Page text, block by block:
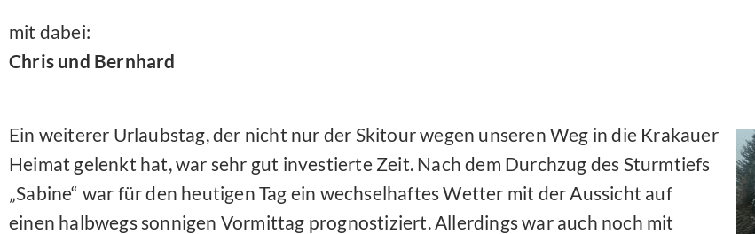
mit dabei:
Chris und Bernhard
Ein weiterer Urlaubstag, der nicht nur der Skitour wegen unseren Weg in die Krakauer
Heimat gelenkt hat, war sehr gut investierte Zeit. Nach dem Durchzug des Sturmtiefs
„Sabine“ war für den heutigen Tag ein wechselhaftes Wetter mit der Aussicht auf
einen halbwegs sonnigen Vormittag prognostiziert. Allerdings war auch noch mit